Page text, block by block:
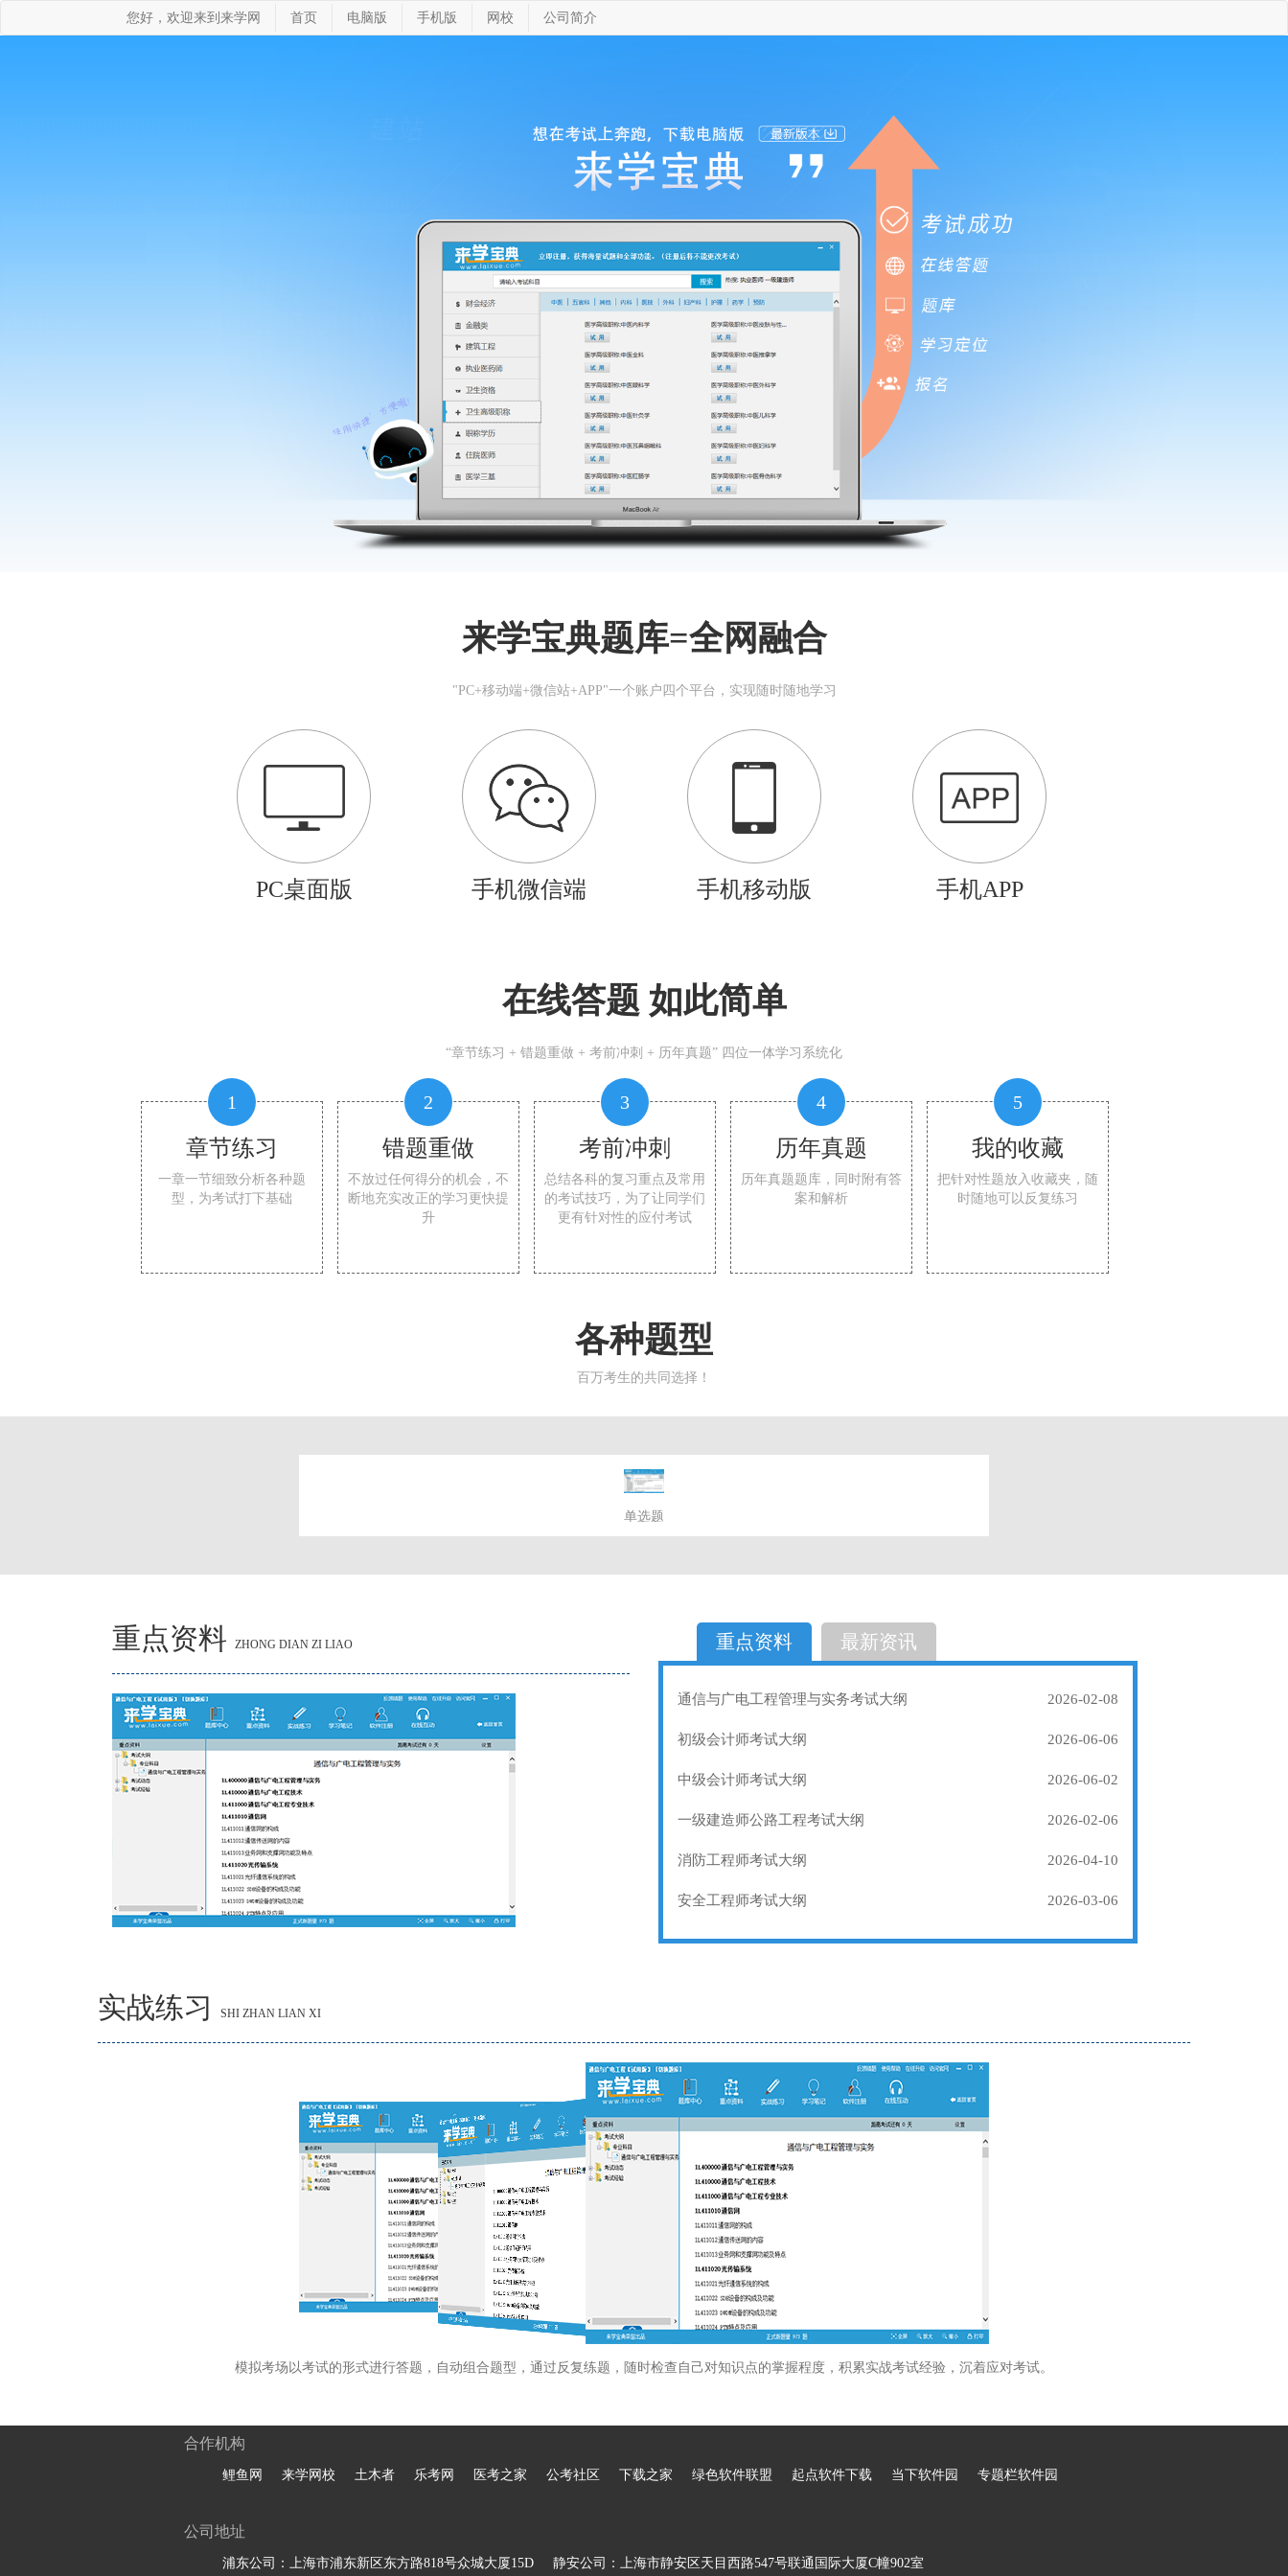
您好，欢迎来到来学网 首页 电脑版 手机版 网校 公司简介
来学宝典题库=全网融合
"PC+移动端+微信站+APP"一个账户四个平台，实现随时随地学习
PC桌面版 手机微信端 手机移动版 手机APP
在线答题 如此简单
“章节练习 + 错题重做 + 考前冲刺 + 历年真题” 四位一体学习系统化
1
章节练习
一章一节细致分析各种题
型，为考试打下基础
2
错题重做
不放过任何得分的机会，不
断地充实改正的学习更快提
升
3
考前冲刺
总结各科的复习重点及常用
的考试技巧，为了让同学们
更有针对性的应付考试
4
历年真题
历年真题题库，同时附有答
案和解析
5
我的收藏
把针对性题放入收藏夹，随
时随地可以反复练习
各种题型
百万考生的共同选择！
单选题
选择题
重点资料 ZHONG DIAN ZI LIAO 重点资料 最新资讯
通信与广电工程管理与实务考试大纲 2026-02-08
初级会计师考试大纲 2026-06-06
中级会计师考试大纲 2026-06-02
一级建造师公路工程考试大纲 2026-02-06
消防工程师考试大纲 2026-04-10
安全工程师考试大纲 2026-03-06
实战练习 SHI ZHAN LIAN XI
模拟考场以考试的形式进行答题，自动组合题型，通过反复练题，随时检查自己对知识点的掌握程度，积累实战考试经验，沉着应对考试。
合作机构
鲤鱼网 来学网校 土木者 乐考网 医考之家 公考社区 下载之家 绿色软件联盟 起点软件下载 当下软件园 专题栏软件园
公司地址
浦东公司：上海市浦东新区东方路818号众城大厦15D 静安公司：上海市静安区天目西路547号联通国际大厦C幢902室